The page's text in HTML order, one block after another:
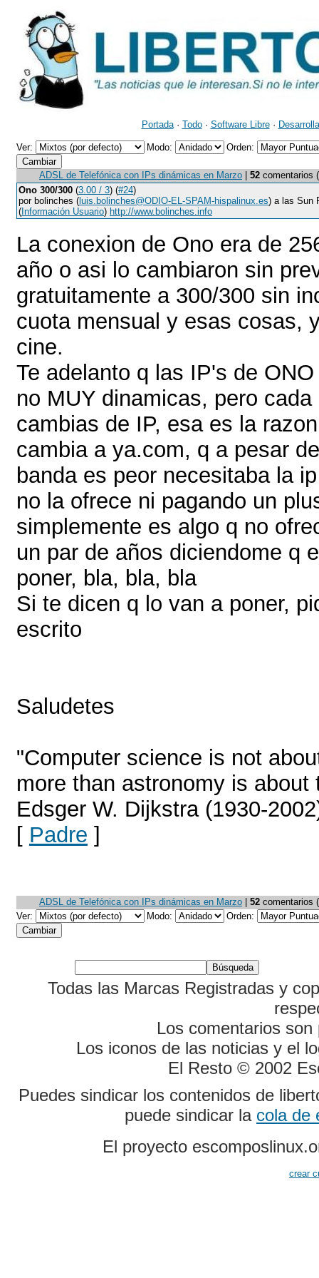
Portada· Todo· Software Libre·
Ver: Modo: Orden:
ADSL de Telefónica con IPs dinámicas en Marzo 52 comentarios
Ono 300/300 (3.00 / 3) (#24)
por bolinches ( luis.bolinches@ODIO-EL-SPAM-hispalinux.es) a las Sun
( Información Usuario) http://www.bolinches.info
La conexion de Ono era de
año o asi lo cambiaron sin
gratuitamente a 300/300 sin
cuota mensual y esas cosas,
cine.
Te adelanto q las IP's de
no MUY dinamicas, pero
cambias de IP, esa es la
cambia a ya.com, q a pesar
banda es peor necesitaba la
no la ofrece ni pagando un
simplemente es algo q no
un par de años diciendome q
poner, bla, bla, bla
Si te dicen q lo van a poner,
escrito
Saludetes
"Computer science is not
more than astronomy is about
Edsger W. Dijkstra (1930-
[ Padre ]
ADSL de Telefónica con IPs dinámicas en Marzo 52 comentarios
Ver:
Modo: Orden:
Todas las Marcas Registradas y
Los comentarios
Los iconos de las noticias y el
El Resto © 2002
Puedes sindicar los contenidos de
puede sindicar la cola de
El proyecto
crear